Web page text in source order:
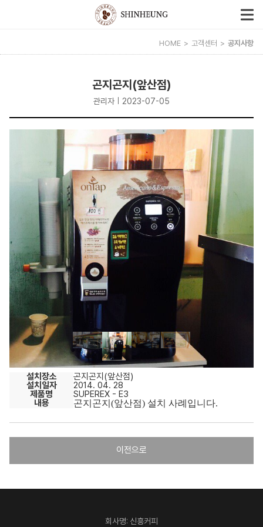
HOME 고객센터 공지사항
곤지곤지(앞산점)
관리자 2023-07-05
설치장소
곤지곤지(앞산점)
설치일자
2014. 04. 28
제품명
SUPEREX - E3
내용
곤지곤지(앞산점) 설치 사례입니다.
이전으로
회사명: 신흥커피